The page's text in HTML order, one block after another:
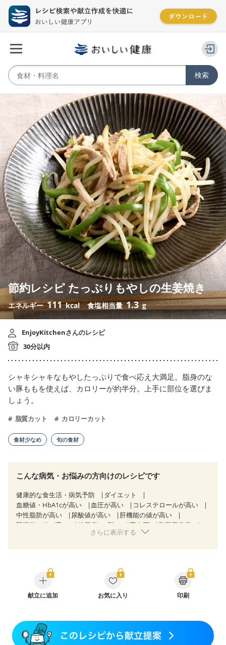
節約レシピ たっぷりもやしの生姜焼き
エネルギー111 kcal 食塩相当量1.3 g
EnjoyKitchenさんのレシピ
30分以内
シャキシャキなもやしたっぷりで食べ応え大満足。脂身のな
い豚ももを使えば、カロリーが約半分。上手に部位を選びま
しょう。
脂質カット カロリーカット
食材少なめ 旬の食材
こんな病気・お悩みの方向けのレシピです
健康的な食生活・病気予防
ダイエット
血糖値・HbA1cが高い
血圧が高い
コレステロールが高い
中性脂肪が高い
尿酸値が高い
肝機能の値が高い
腎機能の値が高い
糖尿病（2型） 高血圧
脂質異常症
狭心症 心筋梗塞
潰瘍性大腸炎（寛解期）
クローン病（寛解期）
過敏性腸症候群（IBS）
睡眠時無呼吸症候群
糖尿病性腎症（第１期）
糖尿病性腎症（第２期）
CKD（ステージ３b）
乳がん（ホルモン療法中）
乳がん（放射線治療中）
さらに表示する
献立に追加 お気に入り 印刷